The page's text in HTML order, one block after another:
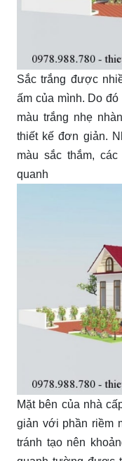
Sắc trắng được
ấm của mình. Do
màu trắng nhẹ
thiết kế đơn giản.
màu sắc thắm,
Mặt bên của nhà
giản với phần riềm
tránh tạo nên